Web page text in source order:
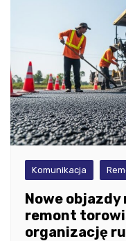
Komunikacja
Nowe
remont
organizację